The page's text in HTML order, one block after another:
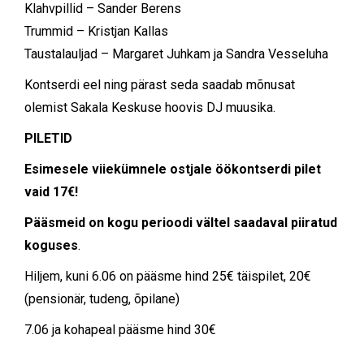
Klahvpillid – Sander Berens
Trummid – Kristjan Kallas
Taustalauljad – Margaret Juhkam ja Sandra Vesseluha
Kontserdi eel ning pärast seda saadab mõnusat
olemist Sakala Keskuse hoovis DJ muusika.
PILETID
Esimesele viiekümnele ostjale öökontserdi pilet
vaid 17€!
Pääsmeid on kogu perioodi vältel saadaval piiratud
koguses.
Hiljem, kuni 6.06 on pääsme hind 25€ täispilet, 20€
(pensionär, tudeng, õpilane)
7.06 ja kohapeal pääsme hind 30€